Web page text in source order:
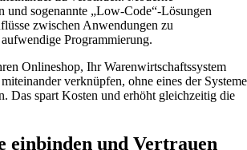
und sogenannte „Low-Code“-Lösungen
zwischen Anwendungen zu
Programmierung.
Onlineshop, Ihr Warenwirtschaftssystem
verknüpfen, ohne eines der Systeme
Das spart Kosten und erhöht gleichzeitig die
einbinden und Vertrauen